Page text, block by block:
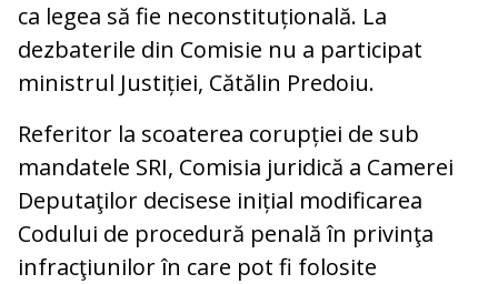
ca legea să fie neconstituțională. La
dezbaterile din Comisie nu a participat
ministrul Justiției, Cătălin Predoiu.
Referitor la scoaterea corupției de sub
mandatele SRI, Comisia juridică a Camerei
Deputaţilor decisese inițial modificarea
Codului de procedură penală în privinţa
infracţiunilor în care pot fi folosite